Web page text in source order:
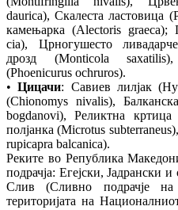
daurica), Скалеста ластовица
камењарка (Alectoris graeca);
cia), Црногушесто
дрозд (Monticola
(Phoenicurus ochruros).
•Цицачи: Савиев лилјак
(Chionomys nivalis),
bogdanovi), Реликтна
полјанка (Microtus
rupicapra balcanica).
Реките во Република
подрачја: Егејски, Јадрански
Слив (Сливно подрачје
територијата на